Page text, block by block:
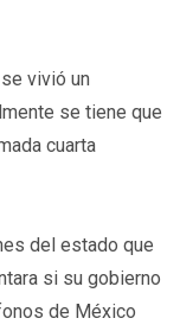
vivió un
se tiene que
cuarta
del estado que
si su gobierno
de México